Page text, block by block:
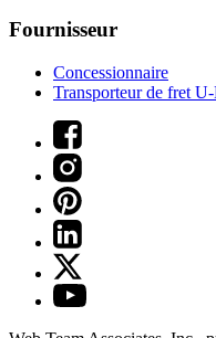
Fournisseur
Concessionnaire
Transporteur de fret